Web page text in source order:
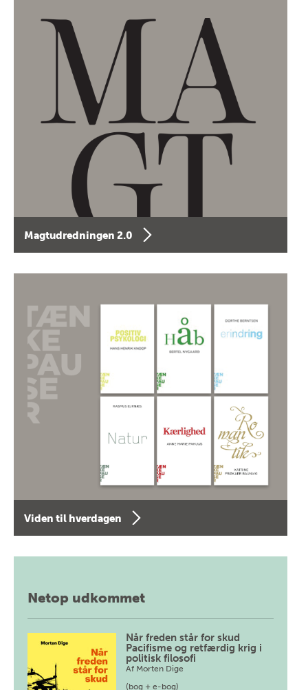
Magtudredningen 2.0
Viden til hverdagen
Netop udkommet
Når freden står for skud
Pacifisme og retfærdig krig i
politisk filosofi
Af Morten Dige
(bog + e-bog)